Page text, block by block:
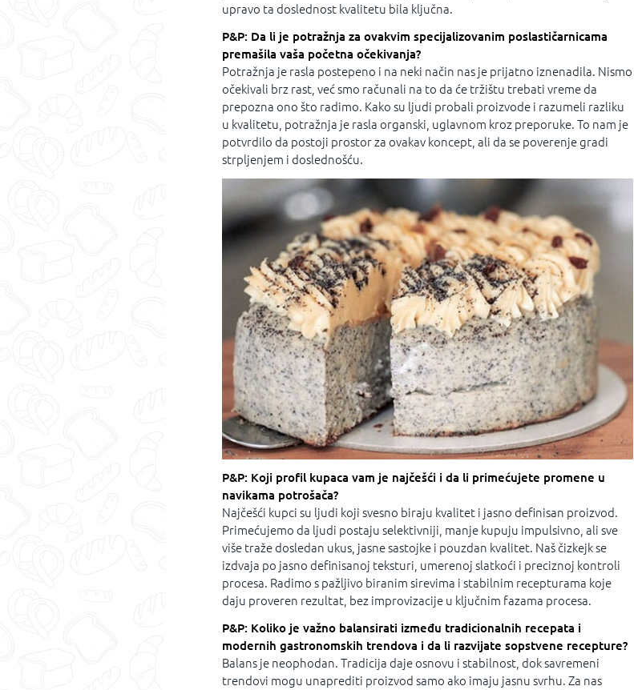
upravo ta doslednost kvalitetu bila ključna.
P&P: Da li je potražnja za ovakvim specijalizovanim poslastičarnicama
premašila vaša početna očekivanja?
Potražnja je rasla postepeno i na neki način nas je prijatno iznenadila. Nismo
očekivali brz rast, već smo računali na to da će tržištu trebati vreme da
prepozna ono što radimo. Kako su ljudi probali proizvode i razumeli razliku
u kvalitetu, potražnja je rasla organski, uglavnom kroz preporuke. To nam je
potvrdilo da postoji prostor za ovakav koncept, ali da se poverenje gradi
strpljenjem i doslednošću.
P&P: Koji profil kupaca vam je najčešći i da li primećujete promene u
navikama potrošača?
Najčešći kupci su ljudi koji svesno biraju kvalitet i jasno definisan proizvod.
Primećujemo da ljudi postaju selektivniji, manje kupuju impulsivno, ali sve
više traže dosledan ukus, jasne sastojke i pouzdan kvalitet. Naš čizkejk se
izdvaja po jasno definisanoj teksturi, umerenoj slatkoći i preciznoj kontroli
procesa. Radimo s pažljivo biranim sirevima i stabilnim recepturama koje
daju proveren rezultat, bez improvizacije u ključnim fazama procesa.
P&P: Koliko je važno balansirati između tradicionalnih recepata i
modernih gastronomskih trendova i da li razvijate sopstvene recepture?
Balans je neophodan. Tradicija daje osnovu i stabilnost, dok savremeni
trendovi mogu unaprediti proizvod samo ako imaju jasnu svrhu. Za nas